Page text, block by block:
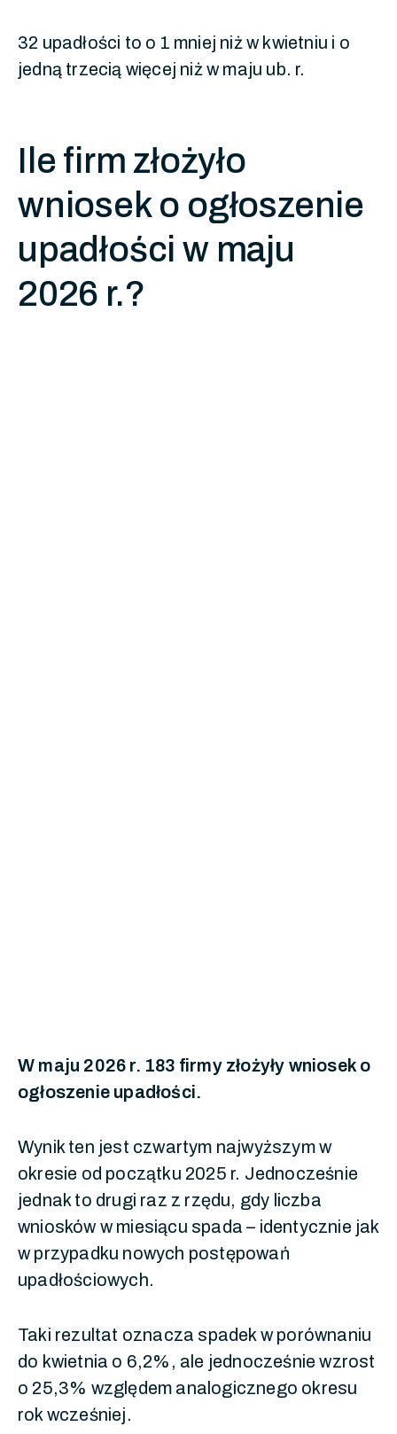
32 upadłości to o 1 mniej niż w kwietniu i o
jedną trzecią więcej niż w maju ub. r.
Ile firm złożyło
wniosek o ogłoszenie
upadłości w maju
2026 r.?
W maju 2026 r. 183 firmy złożyły wniosek o
ogłoszenie upadłości.
Wynik ten jest czwartym najwyższym w
okresie od początku 2025 r. Jednocześnie
jednak to drugi raz z rzędu, gdy liczba
wniosków w miesiącu spada – identycznie jak
w przypadku nowych postępowań
upadłościowych.
Taki rezultat oznacza spadek w porównaniu
do kwietnia o 6,2%, ale jednocześnie wzrost
o 25,3% względem analogicznego okresu
rok wcześniej.